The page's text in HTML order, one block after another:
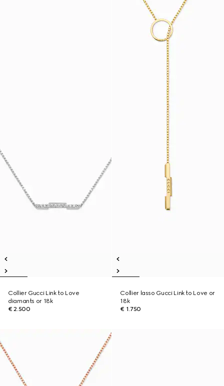
Collier Gucci Link to Love
diamants or 18k
€ 2.500
Collier lasso Gucci Link to Love or
18k
€ 1.750